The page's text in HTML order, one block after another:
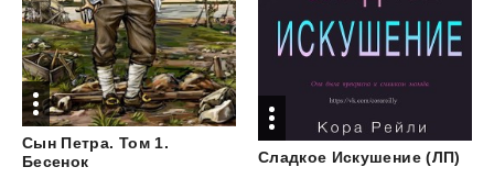
Сын Петра. Том 1.
Бесенок
Сладкое Искушение (ЛП)